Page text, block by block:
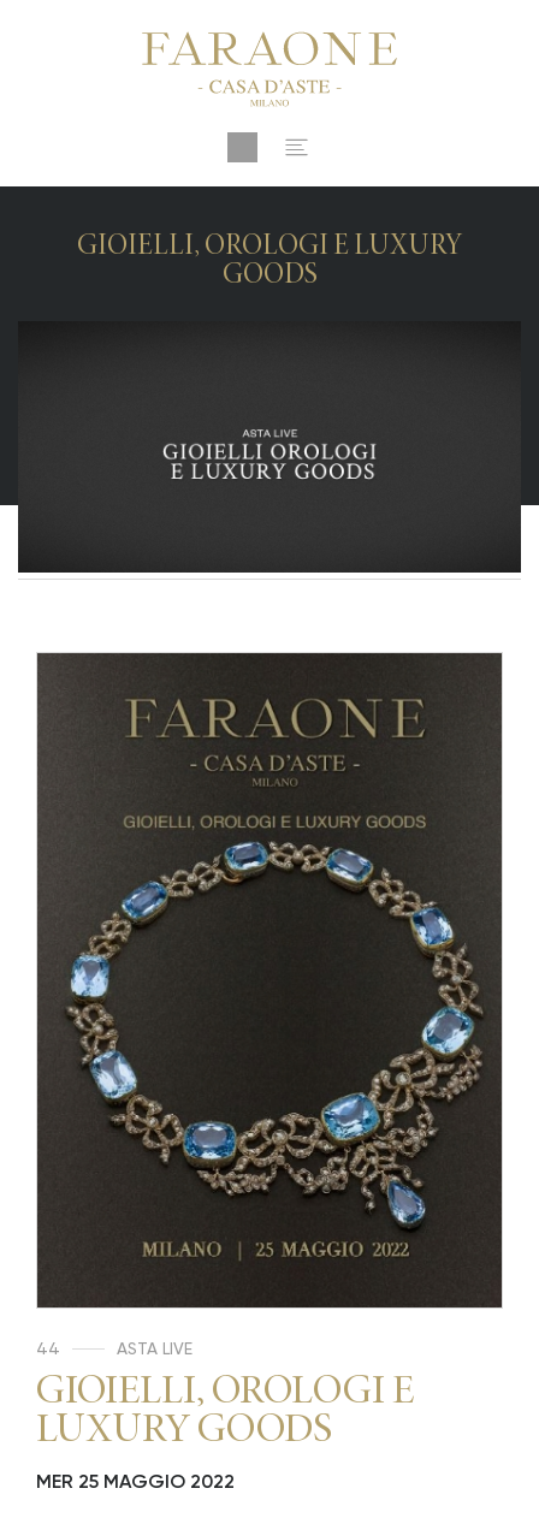
GIOIELLI, OROLOGI E LUXURY
GOODS
44 ASTA LIVE
GIOIELLI, OROLOGI E
LUXURY GOODS
MER 25 MAGGIO 2022